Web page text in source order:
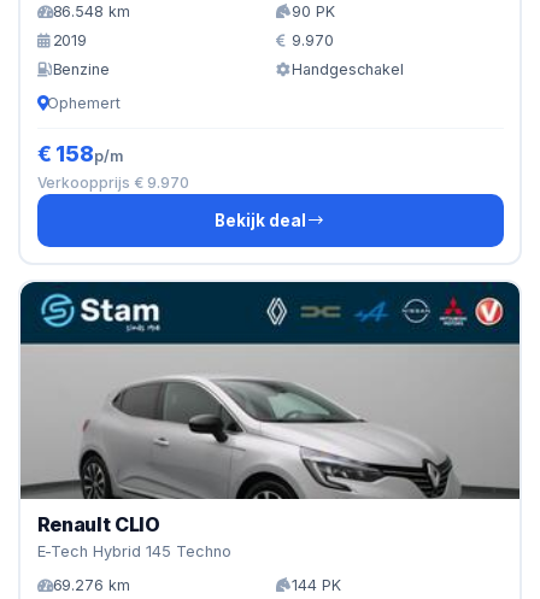
86.548 km
90 PK
2019
9.970
Benzine
Handgeschakel
Ophemert
€ 158p/m
Verkoopprijs € 9.970
Bekijk deal
Renault CLIO
E-Tech Hybrid 145 Techno
69.276 km
144 PK